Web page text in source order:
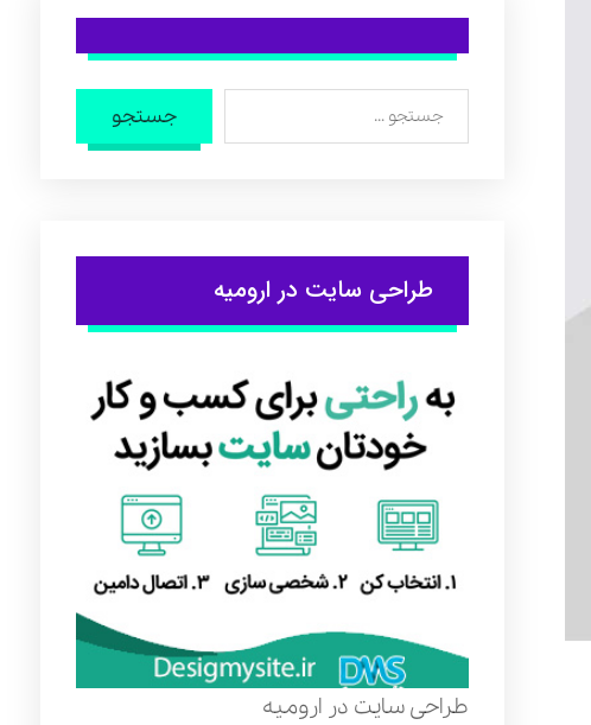
جستجو
طراحی سایت در ارومیه
طراحی سایت در ارومیه